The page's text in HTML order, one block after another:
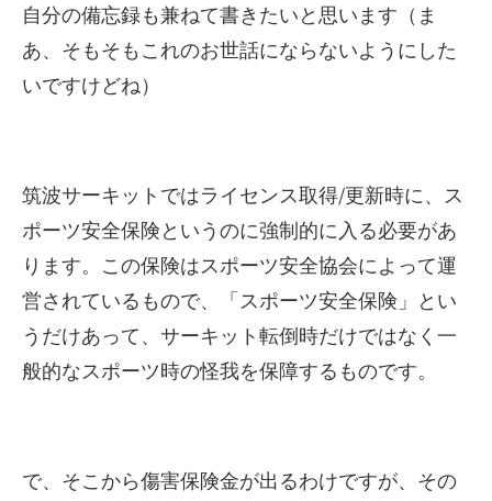
自分の備忘録も兼ねて書きたいと思います（ま
あ、そもそもこれのお世話にならないようにした
いですけどね）
筑波サーキットではライセンス取得/更新時に、ス
ポーツ安全保険というのに強制的に入る必要があ
ります。この保険はスポーツ安全協会によって運
営されているもので、「スポーツ安全保険」とい
うだけあって、サーキット転倒時だけではなく一
般的なスポーツ時の怪我を保障するものです。
で、そこから傷害保険金が出るわけですが、その